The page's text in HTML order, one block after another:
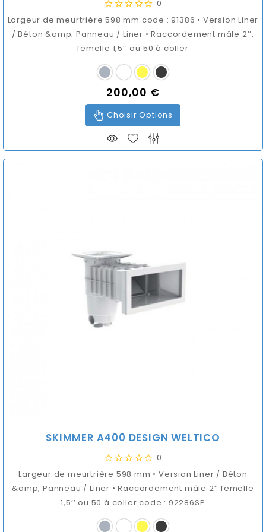
0
Largeur de meurtrière 598 mm code : 91386 • Version Liner
/ Béton &amp; Panneau / Liner • Raccordement mâle 2’’,
femelle 1,5’’ ou 50 à coller
Prix
200,00 €
Choisir Options
SKIMMER A400 DESIGN WELTICO
0
Largeur de meurtrière 598 mm • Version Liner / Béton
&amp; Panneau / Liner • Raccordement mâle 2’’ femelle
1,5’’ ou 50 à coller code : 92286SP